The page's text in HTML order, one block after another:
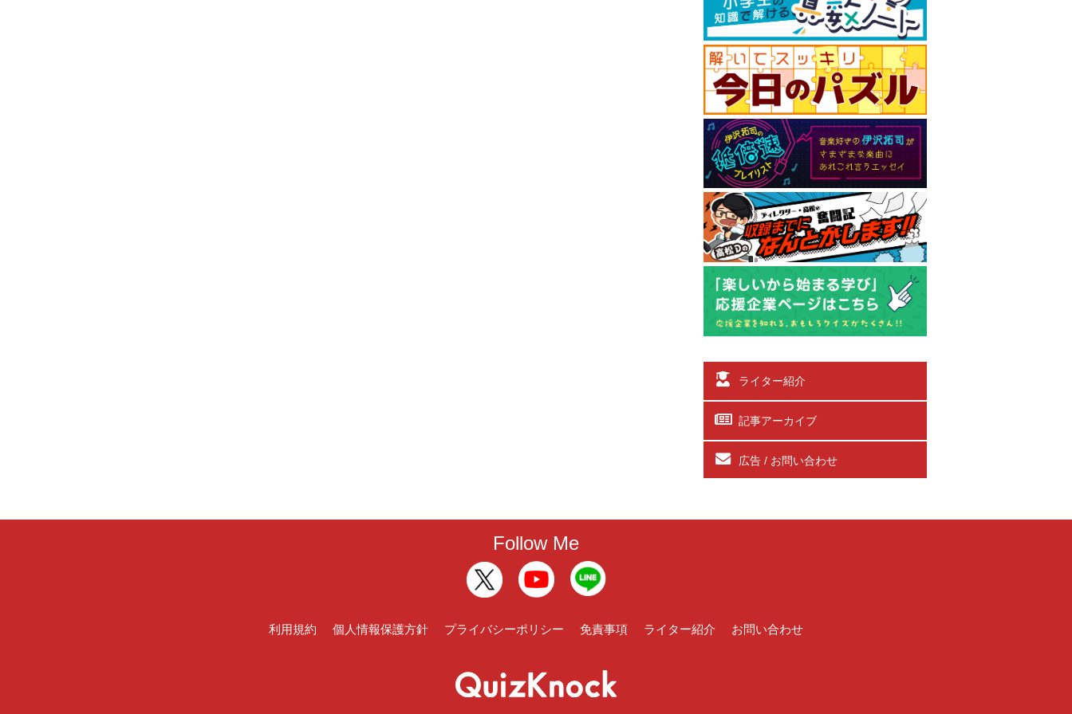
ライター紹介
記事アーカイブ
広告 / お問い合わせ
Follow Me
利用規約 個人情報保護方針 プライバシーポリシー 免責事項 ライター紹介 お問い合わせ